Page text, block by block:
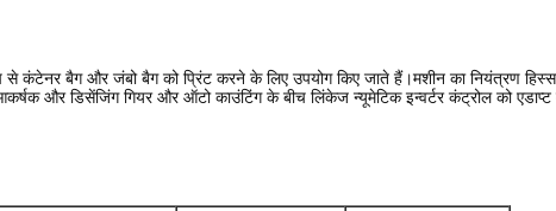
कंटेनर बैग और जंबो बैग को प्रिंट करने के लिए उपयोग किए जाते हैं।मशीन का नियंत्रण
और डिसेंजिंग गियर और ऑटो काउंटिंग के बीच लिंकेज न्यूमेटिक इन्वर्टर कंट्रोल को